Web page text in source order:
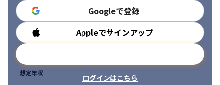
Googleで登録
Appleでサインアップ
ログインはこちら
勤務時間
想定年収